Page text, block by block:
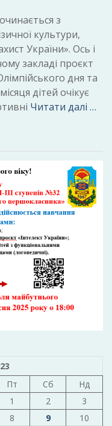
з
культури,
України». Ось і
закладі проєкт
дня та
дітей очікує
Читати далі …
Пт Сб
Нд
1
2
3
8 9
10